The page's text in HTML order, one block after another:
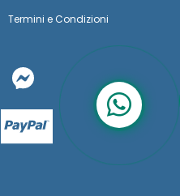
Termini e Condizioni